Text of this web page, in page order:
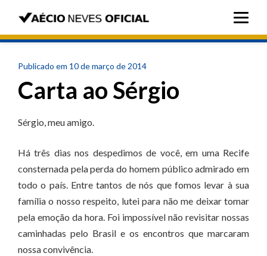
Publicado em 10 de março de 2014
Carta ao Sérgio
Sérgio, meu amigo.
Há três dias nos despedimos de você, em uma Recife
consternada pela perda do homem público admirado em
todo o país. Entre tantos de nós que fomos levar à sua
família o nosso respeito, lutei para não me deixar tomar
pela emoção da hora. Foi impossível não revisitar nossas
caminhadas pelo Brasil e os encontros que marcaram
nossa convivência.